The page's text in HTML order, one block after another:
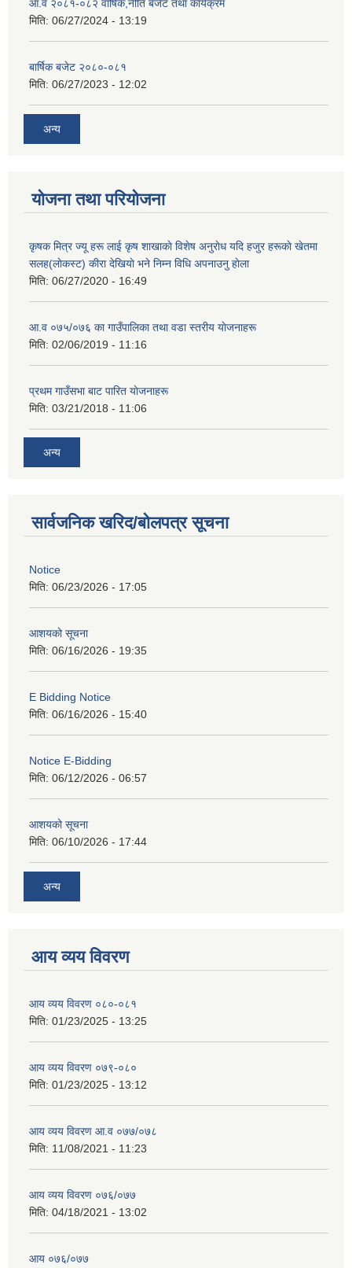
आ.व २०८१-०८२ वार्षिक,नीति बजेट तथा कार्यक्रम
मिति: 06/27/2024 - 13:19
बार्षिक बजेट २०८०-०८१
मिति: 06/27/2023 - 12:02
अन्य
योजना तथा परियोजना
कृषक मित्र ज्यू हरू लाई कृष शाखाकाे विशेष अनुराेध यदि हजुर हरूकाे खेतमा
सलह(लाेकस्ट) कीरा देखियाे भने निम्न विधि अपनाउनु हाेला
मिति: 06/27/2020 - 16:49
आ‍.व ०७५/०७६ का गाउँपालिका तथा वडा स्तरीय याेजनाहरू
मिति: 02/06/2019 - 11:16
प्रथम गाउँसभा बाट पारित याेजनाहरू
मिति: 03/21/2018 - 11:06
अन्य
सार्वजनिक खरिद/बोलपत्र सूचना
Notice
मिति: 06/23/2026 - 17:05
आशयको सूचना
मिति: 06/16/2026 - 19:35
E Bidding Notice
मिति: 06/16/2026 - 15:40
Notice E-Bidding
मिति: 06/12/2026 - 06:57
आशयको सूचना
मिति: 06/10/2026 - 17:44
अन्य
आय व्यय विवरण
आय व्यय विवरण ०८०-०८१
मिति: 01/23/2025 - 13:25
आय व्यय विवरण ०७९-०८०
मिति: 01/23/2025 - 13:12
आय व्यय विवरण आ.व ०७७/०७८
मिति: 11/08/2021 - 11:23
आय व्यय विवरण ०७६/०७७
मिति: 04/18/2021 - 13:02
आय ०७६/०७७